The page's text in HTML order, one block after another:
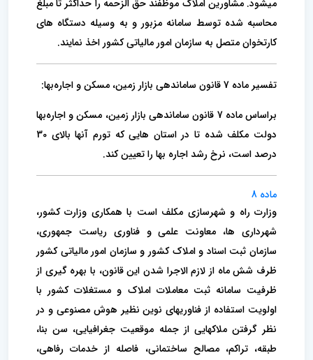
میشود. مشاورین املاک موظفند حق الزحمه را حداکثر تا مبلغ
محاسبه شده توسط سامانه مزبور و به وسیله دستگاه های
کارتخوان متصل به سازمان امور مالیاتی کشور اخذ نمایند.
تفسیر ماده 7 قانون ساماندهی بازار زمین، مسکن و اجاره‌بها:
براساس ماده 7 قانون ساماندهی بازار زمین، مسکن و اجاره‌بها
دولت مکلف شده تا در استان هایی که تورم آنها بالای 30
درصد است، نرخ رشد اجاره بها را تعیین کند.
ماده 8
وزارت راه و شهرسازی مکلف است با همکاری وزارت کشور،
شهرداری ها، معاونت علمی و فناوری ریاست جمهوری،
سازمان ثبت اسناد و املاک کشور و سازمان امور مالیاتی کشور
ظرف شش ماه از لازم الاجرا شدن این قانون، با بهره گیری از
ظرفیت سامانه ثبت معاملات املاک و مستغلات کشور با
اولویت استفاده از فناوریهای نوین نظیر هوش مصنوعی و در
نظر گرفتن ملاکهایی از جمله موقعیت جغرافیایی، سن بنا،
طبقه، تراکم، مصالح ساختمانی، فاصله از خدمات رفاهی،